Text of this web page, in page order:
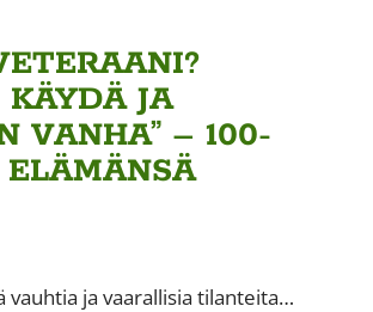
JA
VANHA” – 100-
vauhtia ja vaarallisia tilanteita…